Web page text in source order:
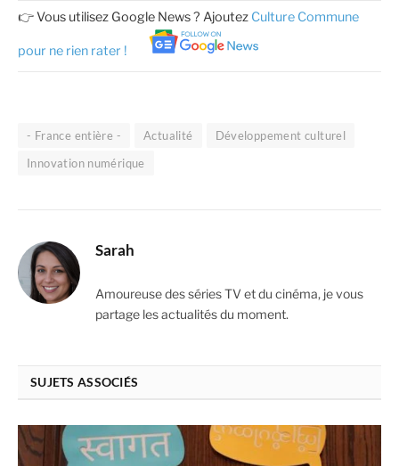
👉 Vous utilisez Google News ? Ajoutez Culture Commune
pour ne rien rater !
- France entière - Actualité
Développement culturel
Innovation numérique
Sarah
Amoureuse des séries TV et du cinéma, je vous
partage les actualités du moment.
SUJETS ASSOCIÉS